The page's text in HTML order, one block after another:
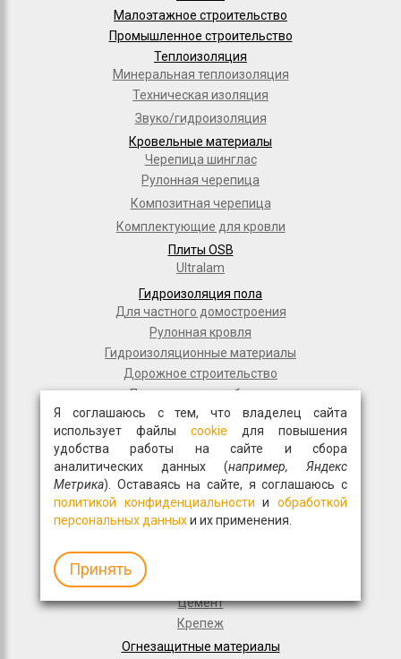
Малоэтажное строительство
Промышленное строительство
Теплоизоляция
Минеральная теплоизоляция
Техническая изоляция
Звуко/гидроизоляция
Кровельные материалы
Черепица шинглас
Рулонная черепица
Композитная черепица
Комплектующие для кровли
Плиты OSB
Ultralam
Гидроизоляция пола
Для частного домостроения
Рулонная кровля
Гидроизоляционные материалы
Дорожное строительство
Полимерные мембраны
Мастики и праймеры
Фасадная плитка
Перемычки
Монтажные пены
Гипсокартон
Цемент
Крепеж
Огнезащитные материалы
Я соглашаюсь с тем, что владелец сайта
использует файлы cookie для повышения
удобства работы на сайте и сбора
аналитических данных (например, Яндекс
Метрика). Оставаясь на сайте, я соглашаюсь с
политикой конфиденциальности иобработкой
персональных данныхи их применения.
Принять